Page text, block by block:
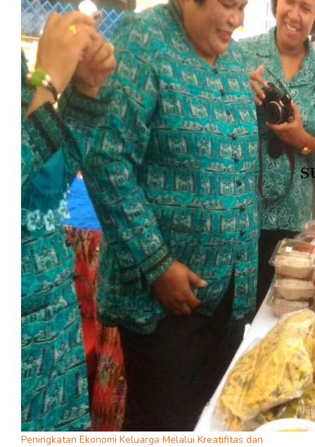
Peningkatan Ekonomi Keluarga Melalui Kreatifitas dan